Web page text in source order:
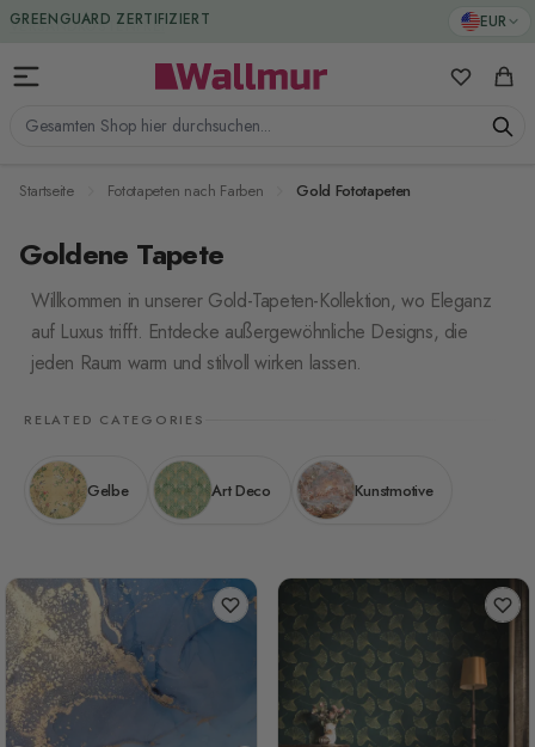
Zum Inhalt springen EUR
Gesamten Shop hier durchsuchen...
Meine
GREENGUARD ZERTIFIZIERT
Startseite Fototapeten nach Farben Gold Fototapeten
Goldene Tapete
Willkommen in unserer Gold-Tapeten-Kollektion, wo Eleganz
auf Luxus trifft. Entdecke außergewöhnliche Designs, die
jeden Raum warm und stilvoll wirken lassen.
RELATED CATEGORIES
Gelbe Art Deco Kunstmotive